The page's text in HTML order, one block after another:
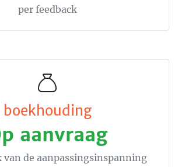
per feedback
boekhouding
aanvraag
de aanpassingsinspanning